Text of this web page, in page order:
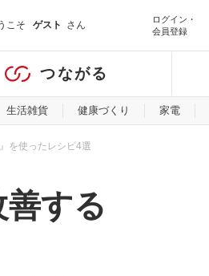
こそ ゲスト さん
ログイン・
会員登録
つながる
生活雑貨 健康づくり 家電
を使ったレシピ4選
する